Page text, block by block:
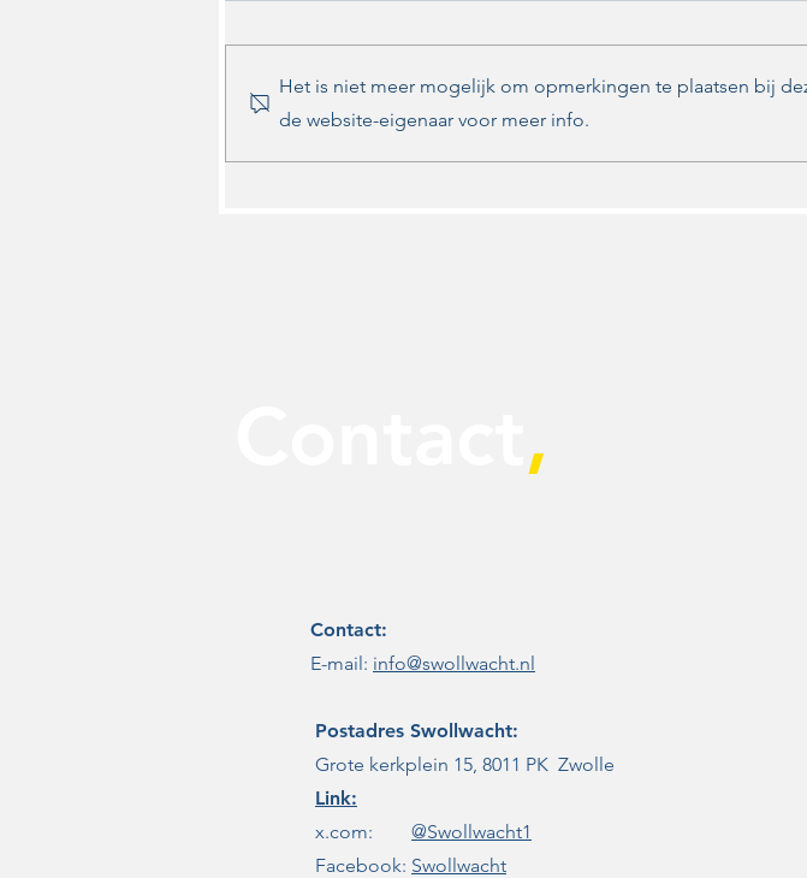
Raadsdebat Vuurwerkvrij
Zwolle
Vuurwerkvrij
Het is niet meer mogelijk om opmerkingen te plaatsen bij
de website-eigenaar voor meer info.
,
Contact:
E-mail: info@swollwacht.nl
Postadres Swollwacht:
Grote kerkplein 15, 8011 PK Zwolle
Link:
x.com: @Swollwacht1
Facebook: Swollwacht